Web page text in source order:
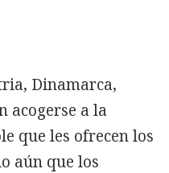
Dinamarca,
acogerse a la
que les ofrecen los
aún que los